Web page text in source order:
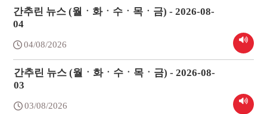
간추린 뉴스 (월ㆍ화ㆍ수ㆍ목ㆍ금) - 2026-08-
04
04/08/2026
간추린 뉴스 (월ㆍ화ㆍ수ㆍ목ㆍ금) - 2026-08-
03
03/08/2026